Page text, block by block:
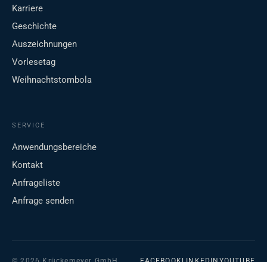
Karriere
Geschichte
Auszeichnungen
Vorlesetag
Weihnachtstombola
SERVICE
Anwendungsbereiche
Kontakt
Anfrageliste
Anfrage senden